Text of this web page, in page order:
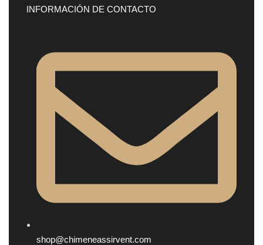
INFORMACIÓN DE CONTACTO
shop@chimeneassirvent.com